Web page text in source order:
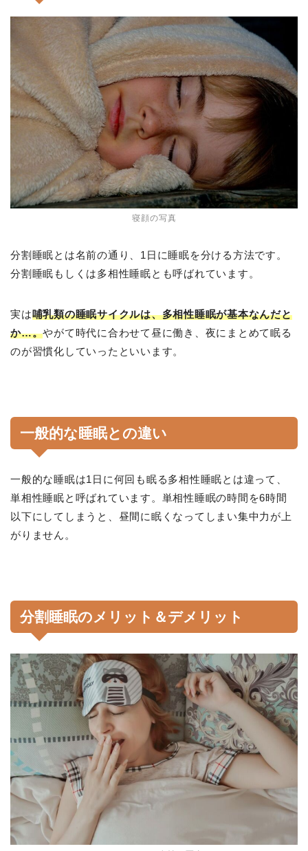
寝顔の写真
分割睡眠とは名前の通り、1日に睡眠を分ける方法です。
分割睡眠もしくは多相性睡眠とも呼ばれています。
実は哺乳類の睡眠サイクルは、多相性睡眠が基本なんだと
か…。やがて時代に合わせて昼に働き、夜にまとめて眠る
のが習慣化していったといいます。
一般的な睡眠との違い
一般的な睡眠は1日に何回も眠る多相性睡眠とは違って、
単相性睡眠と呼ばれています。単相性睡眠の時間を6時間
以下にしてしまうと、昼間に眠くなってしまい集中力が上
がりません。
分割睡眠のメリット＆デメリット